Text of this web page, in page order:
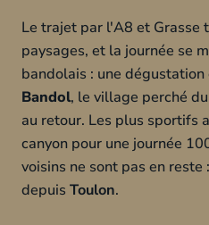
Le trajet par l'A8 et Grasse
paysages, et la journée se
bandolais : une dégustation
Bandol, le village perché
au retour. Les plus sportifs
canyon pour une journée
voisins ne sont pas en reste
depuis Toulon.